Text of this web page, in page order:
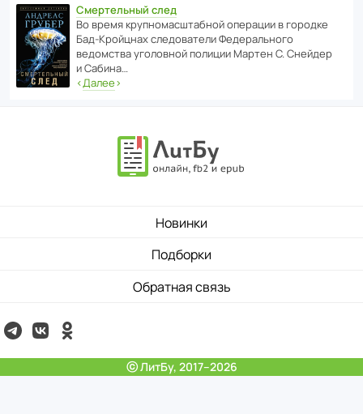
Смертельный след
Во время круп­но­мас­ш­та­бной операции в городке
Бад‑Крой­цнах следо­ва­тели Феде­раль­ного
ведомства уголо­вной полиции Мартен С. Снейдер
и Сабина…
‹Далее›
Новинки
Подборки
Обратная связь
ⓒ ЛитБу, 2017–2026